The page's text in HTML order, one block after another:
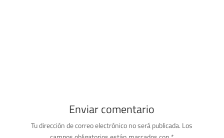
Enviar comentario
Tu dirección de correo electrónico no será publicada. Los